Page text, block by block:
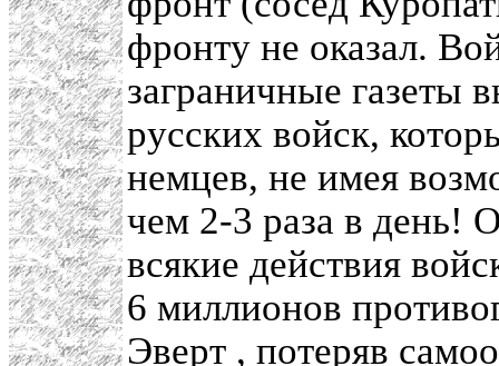
фронту не оказал.
заграничные газеты
русских войск,
немцев, не имея
чем 2-3 раза в день!
всякие действия
6 миллионов
Эверт , потеряв